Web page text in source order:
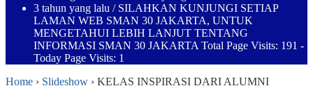
3 tahun yang lalu / SILAHKAN KUNJUNGI SETIAP
LAMAN WEB SMAN 30 JAKARTA, UNTUK
MENGETAHUI LEBIH LANJUT TENTANG
INFORMASI SMAN 30 JAKARTA Total Page Visits: 191 -
Today Page Visits: 1
Home › Slideshow › KELAS INSPIRASI DARI ALUMNI